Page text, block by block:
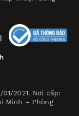
2021. Nơi cấp:
Minh – Phòng